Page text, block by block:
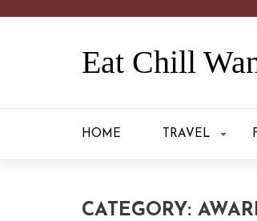
Eat Chill
HOME TRAVEL
CATEGORY: